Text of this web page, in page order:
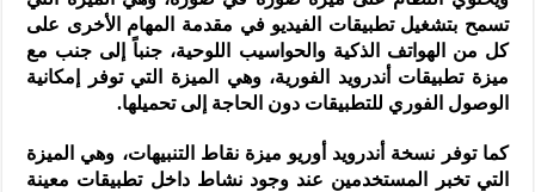
تسمح بتشغيل تطبيقات الفيديو في مقدمة المهام الأخرى على
كل من الهواتف الذكية والحواسيب اللوحية، جنباً إلى جنب مع
ميزة تطبيقات أندرويد الفورية، وهي الميزة التي توفر إمكانية
الوصول الفوري للتطبيقات دون الحاجة إلى تحميلها.
كما توفر نسخة أندرويد أوريو ميزة نقاط التنبيهات، وهي الميزة
التي تخبر المستخدمين عند وجود نشاط داخل تطبيقات معينة